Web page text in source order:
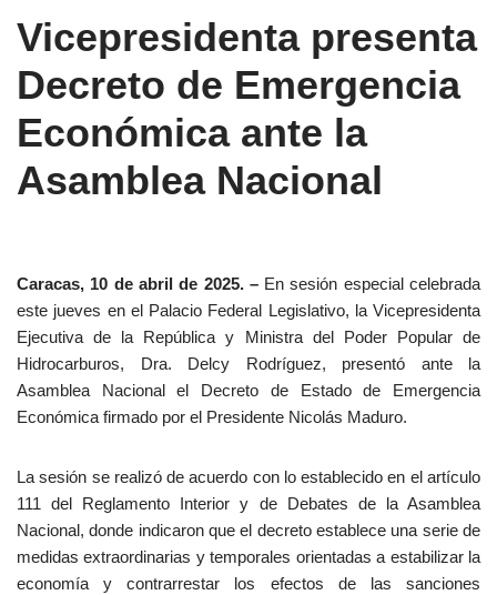
Vicepresidenta presenta
Decreto de Emergencia
Económica ante la
Asamblea Nacional
Caracas, 10 de abril de 2025. – En sesión especial celebrada
este jueves en el Palacio Federal Legislativo, la Vicepresidenta
Ejecutiva de la República y Ministra del Poder Popular de
Hidrocarburos, Dra. Delcy Rodríguez, presentó ante la
Asamblea Nacional el Decreto de Estado de Emergencia
Económica firmado por el Presidente Nicolás Maduro.
La sesión se realizó de acuerdo con lo establecido en el artículo
111 del Reglamento Interior y de Debates de la Asamblea
Nacional, donde indicaron que el decreto establece una serie de
medidas extraordinarias y temporales orientadas a estabilizar la
economía y contrarrestar los efectos de las sanciones